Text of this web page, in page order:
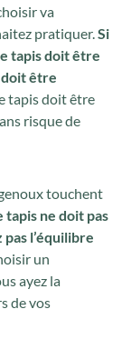
va
pratiquer.Si
tapis doit être
doit être
tapis doit être
risque de
touchent
tapis ne doit pas
l’équilibre
un
ayez la
de vos